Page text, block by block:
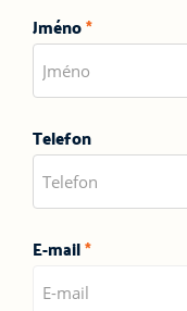
Jméno*
Telefon
E-mail*